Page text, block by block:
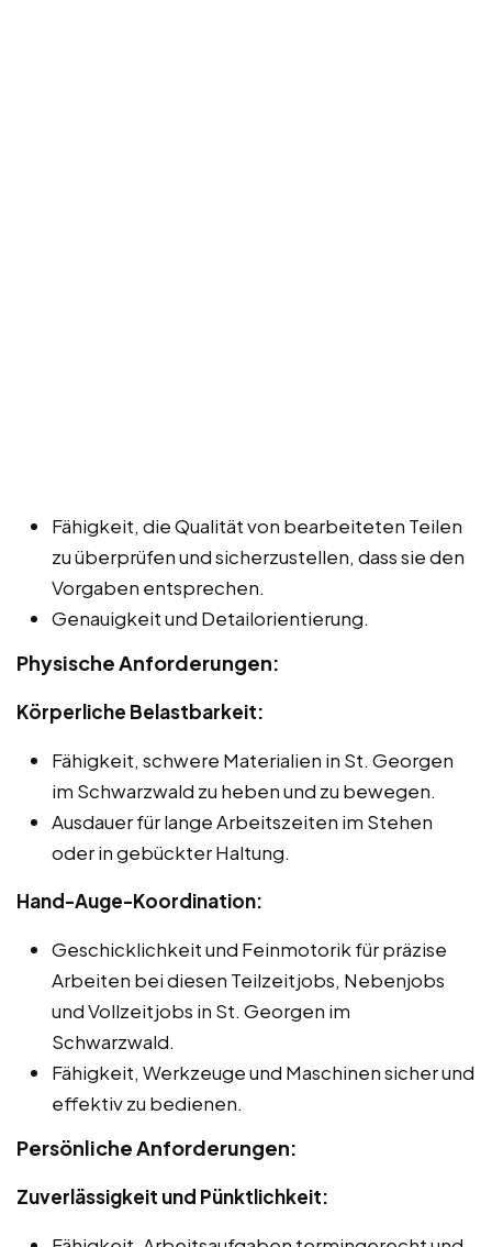
Fähigkeit, die Qualität von bearbeiteten Teilen
zu überprüfen und sicherzustellen, dass sie den
Vorgaben entsprechen.
Genauigkeit und Detailorientierung.
Physische Anforderungen:
Körperliche Belastbarkeit:
Fähigkeit, schwere Materialien in St. Georgen
im Schwarzwald zu heben und zu bewegen.
Ausdauer für lange Arbeitszeiten im Stehen
oder in gebückter Haltung.
Hand-Auge-Koordination:
Geschicklichkeit und Feinmotorik für präzise
Arbeiten bei diesen Teilzeitjobs, Nebenjobs
und Vollzeitjobs in St. Georgen im
Schwarzwald.
Fähigkeit, Werkzeuge und Maschinen sicher und
effektiv zu bedienen.
Persönliche Anforderungen:
Zuverlässigkeit und Pünktlichkeit: